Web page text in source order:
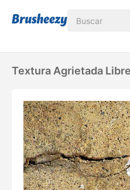
Textura Agrietada